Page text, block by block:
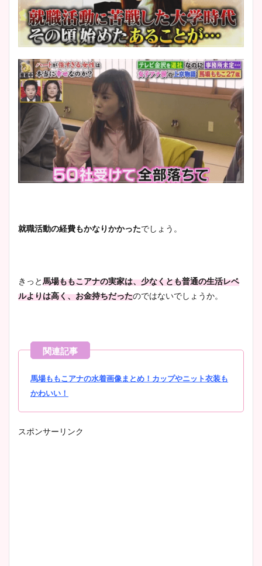
就職活動の経費もかなりかかったでしょう。
きっと馬場ももこアナの実家は、少なくとも普通の生活レベ
ルよりは高く、お金持ちだったのではないでしょうか。
馬場ももこアナの水着画像まとめ！カップやニット衣装も
かわいい！
スポンサーリンク